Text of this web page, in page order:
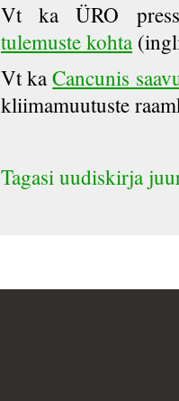
Vt ka ÜRO
tulemuste kohta
Vt kaCancunis
kliimamuutuste
Tagasi uudiskirja